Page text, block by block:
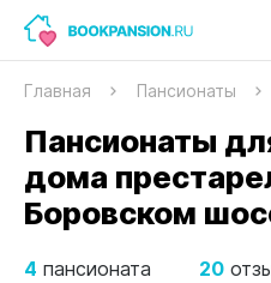
Главная Пансионаты
Пансионаты
дома
Боровском
4 пансионата 20